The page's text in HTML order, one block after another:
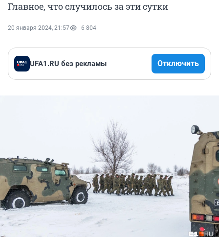
Главное, что случилось за эти сутки
20 января 2024, 21:57 6 804
UFA1.RU без рекламы Отключить